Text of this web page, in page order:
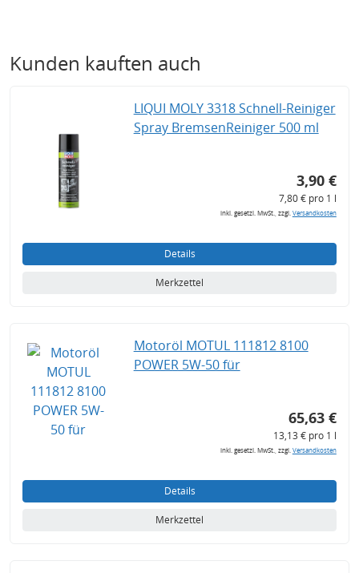
Kunden kauften auch
LIQUI MOLY 3318 Schnell-Reiniger
Spray BremsenReiniger 500 ml
3,90 €
7,80 € pro 1 l
inkl. gesetzl. MwSt., zzgl.Versandkosten
Details
Merkzettel
Motoröl MOTUL 111812 8100
POWER 5W-50 für
65,63 €
13,13 € pro 1 l
inkl. gesetzl. MwSt., zzgl.Versandkosten
Details
Merkzettel